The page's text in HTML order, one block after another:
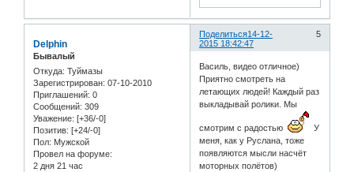
Поделиться 5
14-12-
2015 18:42:47
Delphin
Бывалый
Откуда: Туймазы
Зарегистрирован: 07-10-2010
Приглашений: 0
Сообщений: 309
Уважение: [+36/-0]
Позитив: [+24/-0]
Пол: Мужской
Провел на форуме:
2 дня 21 час
Василь, видео отличное)
Приятно смотреть на
летающих людей! Каждый раз
выкладывай ролики. Мы
смотрим с радостью
У
меня, как у Руслана, тоже
появляются мысли насчёт
моторных полётов)